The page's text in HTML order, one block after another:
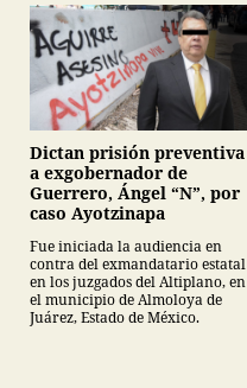
Dictan prisión preventiva
a exgobernador de
Guerrero, Ángel “N”, por
caso Ayotzinapa
Fue iniciada la audiencia en
contra del exmandatario estatal
en los juzgados del Altiplano, en
el municipio de Almoloya de
Juárez, Estado de México.